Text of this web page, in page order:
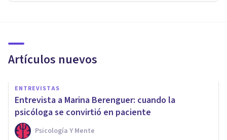
Artículos nuevos
ENTREVISTAS
Entrevista a Marina Berenguer: cuando la
psicóloga se convirtió en paciente
Psicología Y Mente